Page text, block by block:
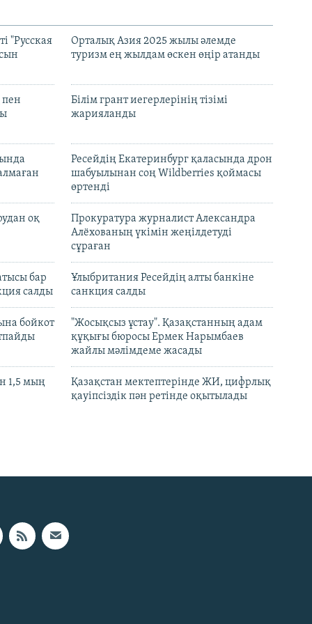
"Русская
Орталық Азия 2025 жылы әлемде
туризм ең жылдам өскен өңір атанды
Білім грант иегерлерінің тізімі
жарияланды
Ресейдің Екатеринбург қаласында дрон
шабуылынан соң Wildberries қоймасы
өртенді
оқ
Прокуратура журналист Александра
Алёхованың үкімін жеңілдетуді
сұраған
бар
салды
Ұлыбритания Ресейдің алты банкіне
санкция салды
бойкот
"Жосықсыз ұстау". Қазақстанның адам
құқығы бюросы Ермек Нарымбаев
жайлы мәлімдеме жасады
1,5 мың
Қазақстан мектептерінде ЖИ, цифрлық
қауіпсіздік пән ретінде оқытылады